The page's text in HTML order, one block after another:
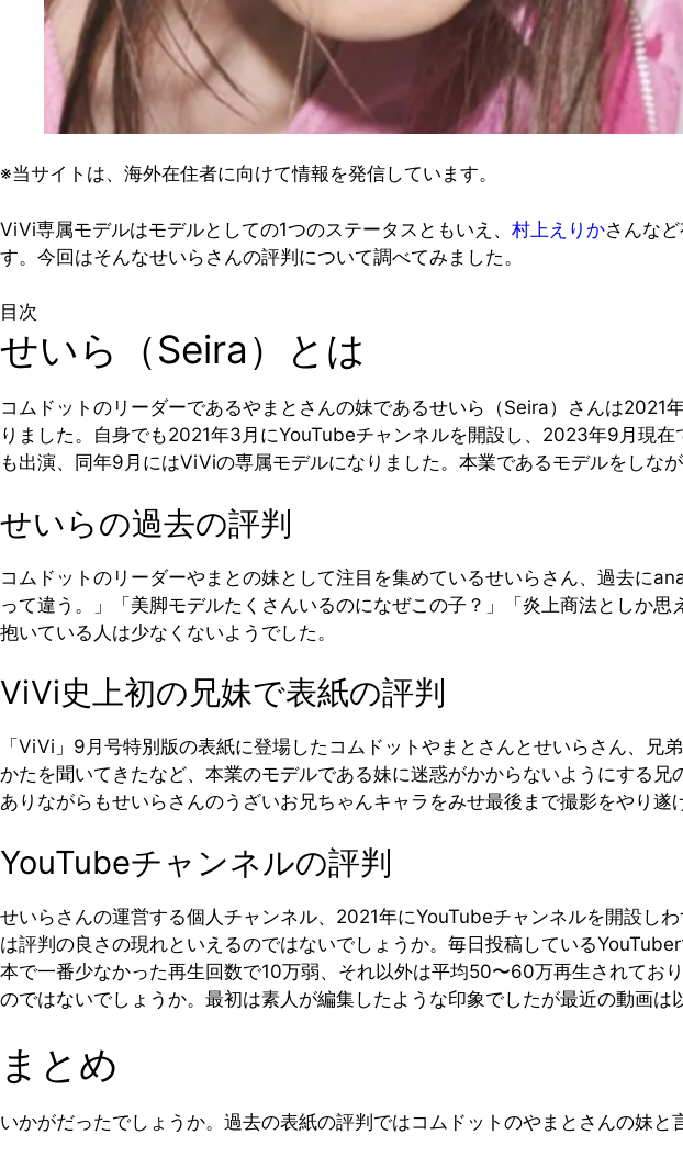
※当サイトは、海外在住者に向けて情報を発信しています。
ViVi専属モデルはモデルとしての1つのステータスともいえ、 村上えりかさんな
す。今回はそんなせいらさんの評判について調べてみました。
目次
せいら（Seira）とは
コムドットのリーダーであるやまとさんの妹であるせいら（Seira）さんは
りました。自身でも2021年3月にYouTubeチャンネルを開設し、2023年9月現
も出演、同年9月にはViViの専属モデルになりました。本業であるモデルをしな
せいらの過去の評判
コムドットのリーダーやまとの妹として注目を集めているせいらさん、過去に
って違う。」「美脚モデルたくさんいるのになぜこの子？」「炎上商法としか
抱いている人は少なくないようでした。
ViVi史上初の兄妹で表紙の評判
「ViVi」9月号特別版の表紙に登場したコムドットやまとさんとせいらさん、
かたを聞いてきたなど、本業のモデルである妹に迷惑がかからないようにする
ありながらもせいらさんのうざいお兄ちゃんキャラをみせ最後まで撮影をやり
YouTubeチャンネルの評判
せいらさんの運営する個人チャンネル、2021年にYouTubeチャンネルを開設
は評判の良さの現れといえるのではないでしょうか。毎日投稿している
本で一番少なかった再生回数で10万弱、それ以外は平均50〜60万再生されてお
のではないでしょうか。最初は素人が編集したような印象でしたが最近の動画
まとめ
いかがだったでしょうか。過去の表紙の評判ではコムドットのやまとさんの妹と